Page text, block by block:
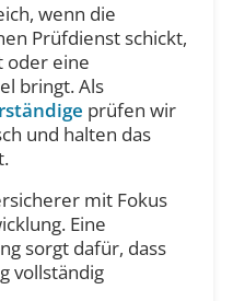
wenn die
Prüfdienst schickt,
oder eine
bringt. Als
prüfen wir
und halten das
mit Fokus
Eine
sorgt dafür, dass
vollständig